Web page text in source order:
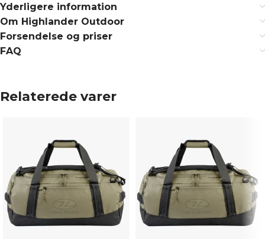
Yderligere information
Om Highlander Outdoor
Forsendelse og priser
FAQ
Relaterede varer